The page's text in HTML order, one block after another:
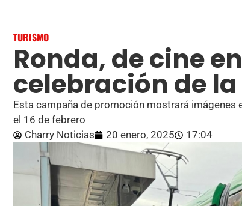
TURISMO
Ronda, de cine
celebración de
Esta campaña de promoción mostrará imágenes
el 16 de febrero
Charry Noticias
20 enero, 2025 17:04